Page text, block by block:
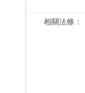
相關法條：